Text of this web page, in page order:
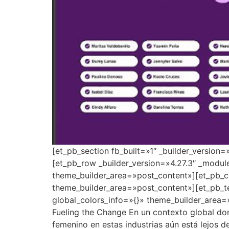
[et_pb_section fb_built=»1″
[et_pb_row _builder_version=»4.27.3″
global_colors_info=»{}»
Fueling the Change En un contexto global
femenino en estas industrias aún está lejos